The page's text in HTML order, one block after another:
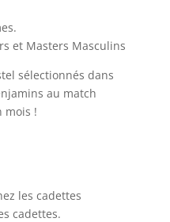
et Masters Masculins
sélectionnés dans
au match
mois !
les cadettes
cadettes.